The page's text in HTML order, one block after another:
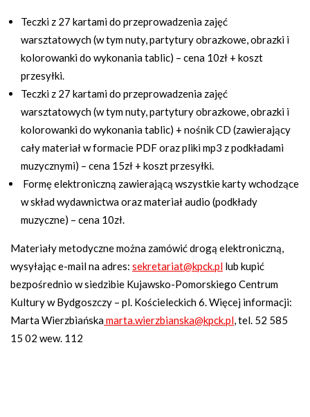
Teczki z 27 kartami do przeprowadzenia zajęć
warsztatowych (w tym nuty, partytury obrazkowe, obrazki i
kolorowanki do wykonania tablic) – cena 10zł + koszt
przesyłki.
Teczki z 27 kartami do przeprowadzenia zajęć
warsztatowych (w tym nuty, partytury obrazkowe, obrazki i
kolorowanki do wykonania tablic) + nośnik CD (zawierający
cały materiał w formacie PDF oraz pliki mp3 z podkładami
muzycznymi) – cena 15zł + koszt przesyłki.
Formę elektroniczną zawierającą wszystkie karty wchodzące
w skład wydawnictwa oraz materiał audio (podkłady
muzyczne) – cena 10zł.
Materiały metodyczne można zamówić drogą elektroniczną,
wysyłając e-mail na adres: sekretariat@kpck.pl lub kupić
bezpośrednio w siedzibie Kujawsko-Pomorskiego Centrum
Kultury w Bydgoszczy – pl. Kościeleckich 6. Więcej informacji:
Marta Wierzbiańskamarta.wierzbianska@kpck.pl, tel. 52 585
15 02 wew. 112